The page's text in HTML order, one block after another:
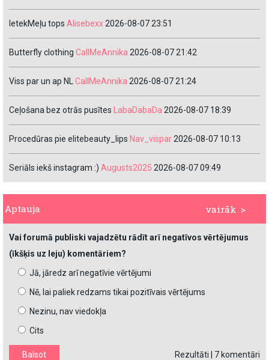
IetekMeļu tops Alisebexx 2026-08-07 23:51
Butterfly clothing CallMeAnnika 2026-08-07 21:42
Viss par un ap NL CallMeAnnika 2026-08-07 21:24
Ceļošana bez otrās pusītes LabaDabaDa 2026-08-07 18:39
Procedūras pie elitebeauty_lips Nav_vispar 2026-08-07 10:13
Seriāls iekš instagram :) Augusts2025 2026-08-07 09:49
vairāk >
Aptauja
Vai forumā publiski vajadzētu rādīt arī negatīvos vērtējumus
(īkšķis uz leju) komentāriem?
Jā, jāredz arī negatīvie vērtējumi
Nē, lai paliek redzams tikai pozitīvais vērtējums
Nezinu, nav viedokļa
Cits
Rezultāti 7 komentāri